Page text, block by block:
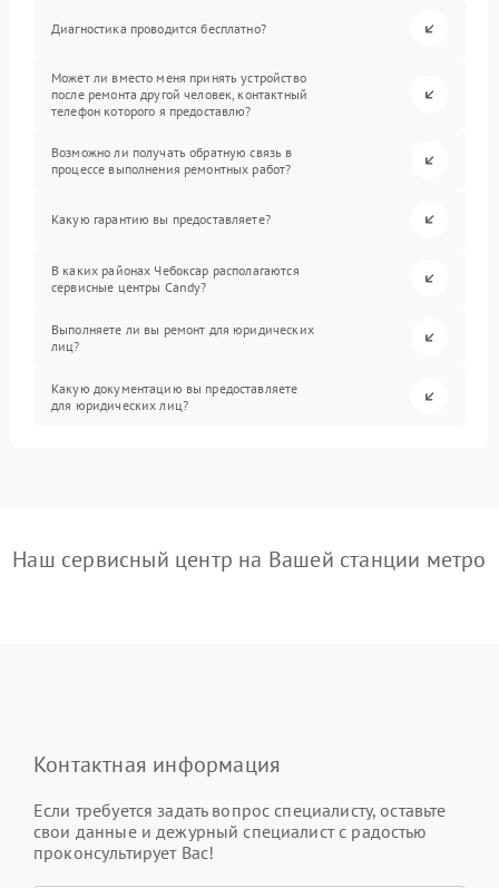
Диагностика проводится бесплатно?
Может ли вместо меня принять устройство
после ремонта другой человек, контактный
телефон которого я предоставлю?
Возможно ли получать обратную связь в
процессе выполнения ремонтных работ?
Какую гарантию вы предоставляете?
В каких районах Чебоксар располагаются
сервисные центры Candy?
Выполняете ли вы ремонт для юридических
лиц?
Какую документацию вы предоставляете
для юридических лиц?
Наш сервисный центр на Вашей станции метро
Контактная информация
Если требуется задать вопрос специалисту, оставьте
свои данные и дежурный специалист с радостью
проконсультирует Вас!